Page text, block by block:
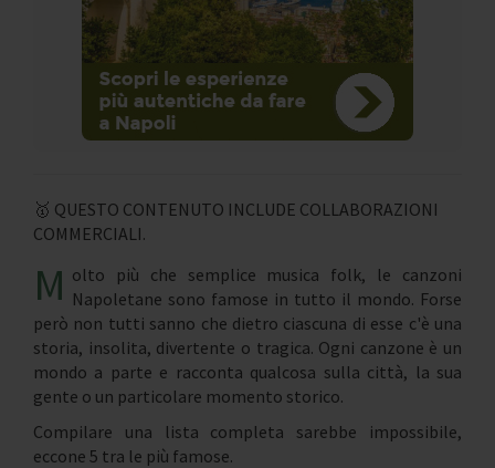
🥇 QUESTO CONTENUTO INCLUDE COLLABORAZIONI
COMMERCIALI.
M olto più che semplice musica folk, le canzoni
Napoletane sono famose in tutto il mondo. Forse
però non tutti sanno che dietro ciascuna di esse c'è una
storia, insolita, divertente o tragica. Ogni canzone è un
mondo a parte e racconta qualcosa sulla città, la sua
gente o un particolare momento storico.
Compilare una lista completa sarebbe impossibile,
eccone 5 tra le più famose.